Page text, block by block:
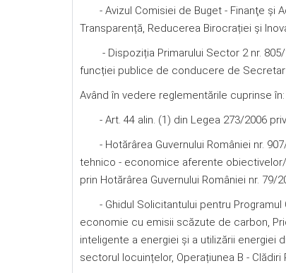
- Avizul Comisiei de Buget - Finanţe şi
Transparență, Reducerea Birocrației și
- Dispoziția Primarului Sector 2 nr. 805/
funcției publice de conducere de
Având în vedere reglementările cuprinse în:
- Art. 44 alin. (1) din Legea 273/2006
- Hotărârea Guvernului României nr.
tehnico - economice aferente
prin Hotărârea Guvernului României nr. 79/
- Ghidul Solicitantului pentru Programul
economie cu emisii scăzute de carbon,
inteligente a energiei și a utilizării energiei
sectorul locuințelor, Operațiunea B - Clădiri